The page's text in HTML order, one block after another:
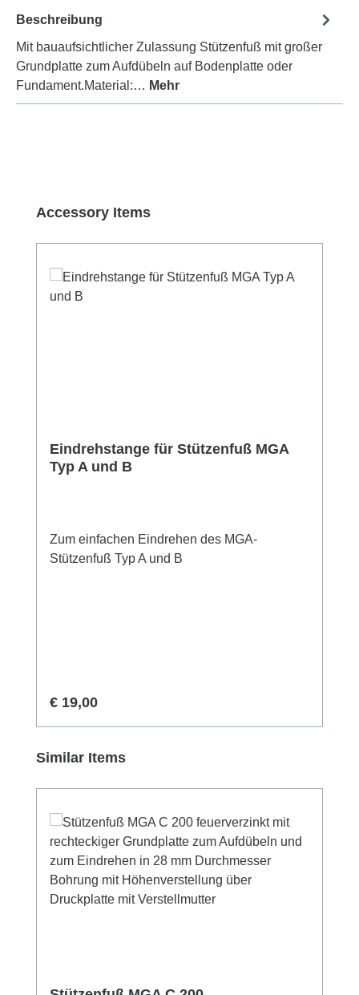
Beschreibung
Mit bauaufsichtlicher Zulassung Stützenfuß mit großer
Grundplatte zum Aufdübeln auf Bodenplatte oder
Fundament.Material:… Mehr
Produktgalerie überspringen
Accessory Items
Eindrehstange für Stützenfuß MGA
Typ A und B
Zum einfachen Eindrehen des MGA-
Stützenfuß Typ A und B
Regulärer Preis:
€ 19,00
Produktgalerie überspringen
Similar Items